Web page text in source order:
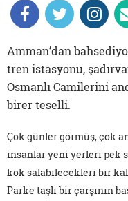
Amman’dan
tren istasyonu,
Osmanlı Camilerini
birer teselli.
Çok günler görmüş, çok
insanlar yeni yerleri pek
kök salabilecekleri bir
Parke taşlı bir çarşının